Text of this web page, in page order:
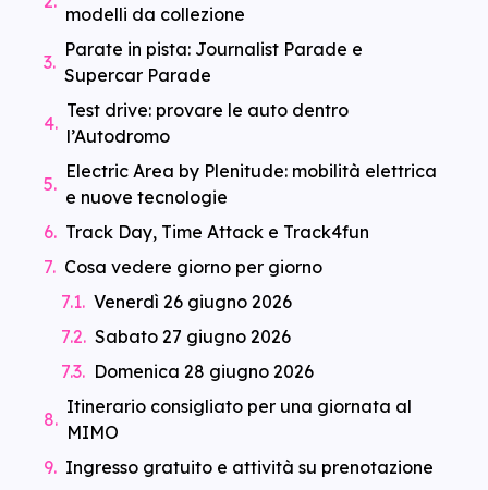
modelli da collezione
Parate in pista: Journalist Parade e
Supercar Parade
Test drive: provare le auto dentro
l’Autodromo
Electric Area by Plenitude: mobilità elettrica
e nuove tecnologie
Track Day, Time Attack e Track4fun
Cosa vedere giorno per giorno
Venerdì 26 giugno 2026
Sabato 27 giugno 2026
Domenica 28 giugno 2026
Itinerario consigliato per una giornata al
MIMO
Ingresso gratuito e attività su prenotazione